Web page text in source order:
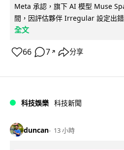
Meta 承認，旗下 AI 模型 Muse
間，因評估夥伴 Irregular 設定出
全文
66 7 ↗ 分享
科技娛樂 科技新聞
duncan 13 小時